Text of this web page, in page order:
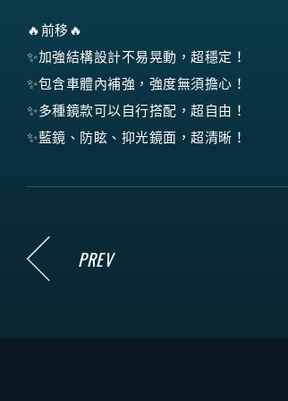
🔥前移🔥
✨加強結構設計不易晃動，超穩定！
✨包含車體內補強，強度無須擔心！
✨多種鏡款可以自行搭配，超自由！
✨藍鏡、防眩、抑光鏡面，超清晰！
PREV